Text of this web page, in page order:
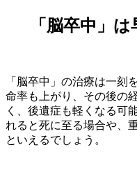
「脳卒中」
「脳卒中」の治療は一刻
命率も上がり、その後の
く、後遺症も軽くなる可
れると死に至る場合や、
といえるでしょう。